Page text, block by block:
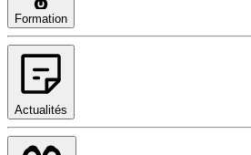
Formation
Actualités